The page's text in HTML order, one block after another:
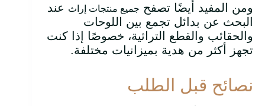
ومن المفيد أيضًا تصفح جميع منتجات إراث عند
البحث عن بدائل تجمع بين اللوحات
والحقائب والقطع التراثية، خصوصًا إذا كنت
تجهز أكثر من هدية بميزانيات مختلفة.
نصائح قبل الطلب